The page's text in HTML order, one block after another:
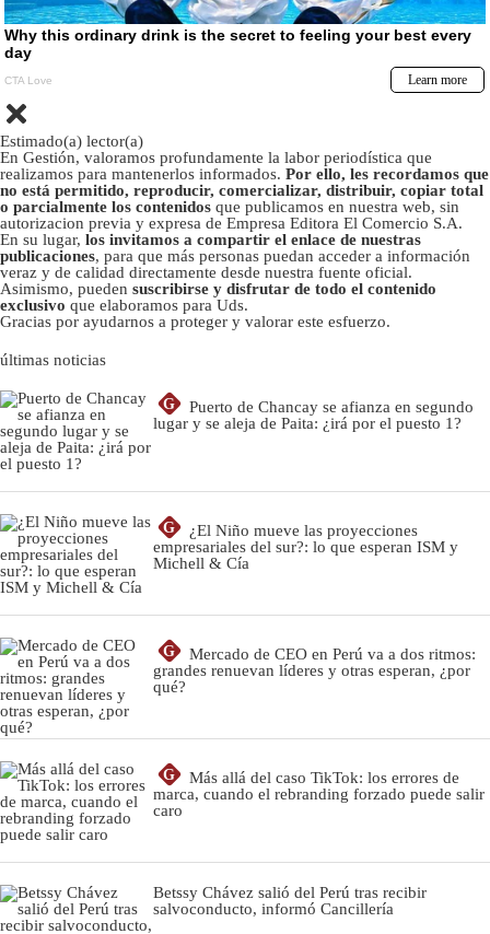
Estimado(a) lector(a)
En Gestión, valoramos profundamente la labor periodística que
realizamos para mantenerlos informados. Por ello, les recordamos que
no está permitido, reproducir, comercializar, distribuir, copiar total
o parcialmente los contenidos que publicamos en nuestra web, sin
autorizacion previa y expresa de Empresa Editora El Comercio S.A.
En su lugar, los invitamos a compartir el enlace de nuestras
publicaciones, para que más personas puedan acceder a información
veraz y de calidad directamente desde nuestra fuente oficial.
Asimismo, pueden suscribirse y disfrutar de todo el contenido
exclusivo que elaboramos para Uds.
Gracias por ayudarnos a proteger y valorar este esfuerzo.
últimas noticias
G
Puerto de Chancay se afianza en segundo
lugar y se aleja de Paita: ¿irá por el puesto 1?
G
¿El Niño mueve las proyecciones
empresariales del sur?: lo que esperan ISM y
Michell & Cía
G
Mercado de CEO en Perú va a dos ritmos:
grandes renuevan líderes y otras esperan, ¿por
qué?
G
Más allá del caso TikTok: los errores de
marca, cuando el rebranding forzado puede salir
caro
Betssy Chávez salió del Perú tras recibir
salvoconducto, informó Cancillería